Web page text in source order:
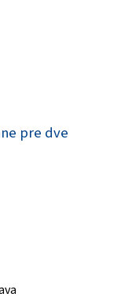
pre dve